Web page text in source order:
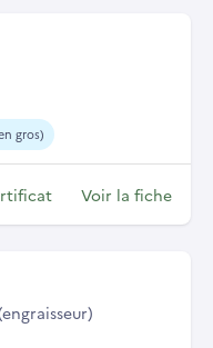
gros)
Voir la fiche